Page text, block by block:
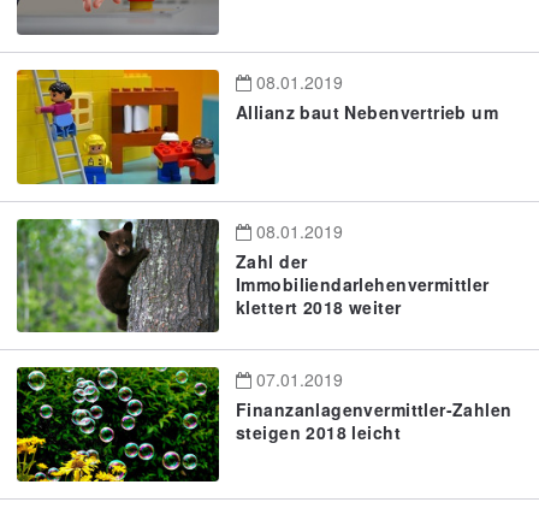
08.01.2019
Allianz baut Nebenvertrieb um
08.01.2019
Zahl der
Immobiliendarlehenvermittler
klettert 2018 weiter
07.01.2019
Finanzanlagenvermittler-Zahlen
steigen 2018 leicht